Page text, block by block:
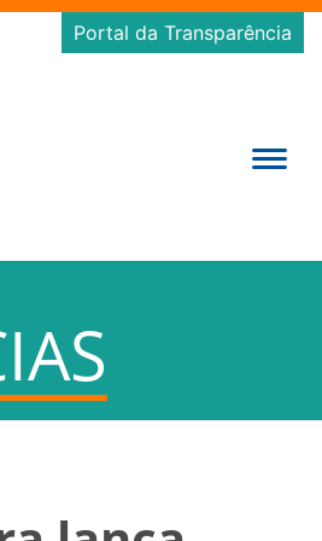
Portal da Transparência